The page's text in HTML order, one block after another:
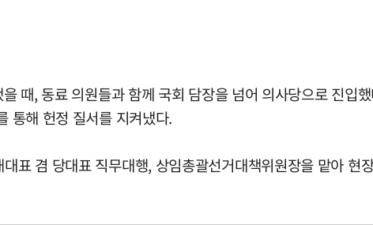
때, 동료 의원들과 함께 국회 담장을 넘어 의사당으로 진입
통해 헌정 질서를 지켜냈다.
표 겸 당대표 직무대행, 상임총괄선거대책위원장을 맡아 현